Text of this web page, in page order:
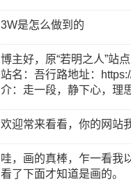
3W是怎么做到的
博主好，原“若明之人”站点
站名：吾行路地址：
介：走一段，静下心，理
欢迎常来看看，你的网站
哇，画的真棒，乍一看我
看了下面才知道是画的。